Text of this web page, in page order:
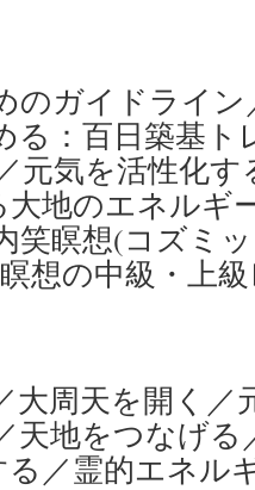
のガイドライ
る：百日築基ト
元気を活性化
大地のエネルギ
笑瞑想(コズミ
想の中級・上
大周天を開く／
天地をつなげ
／霊的エネル